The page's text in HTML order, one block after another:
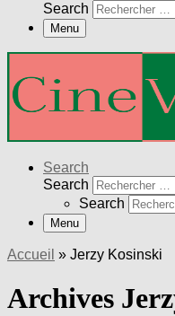
Search
Menu
Search
Search
Search
Menu
Accueil » Jerzy Kosinski
Archives